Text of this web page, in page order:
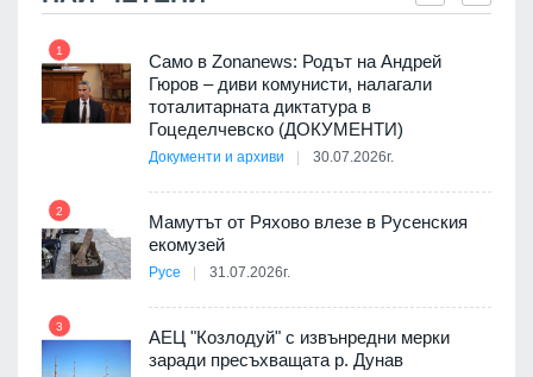
1
Само в Zonanews: Родът на Андрей
Гюров – диви комунисти, налагали
тоталитарната диктатура в
Гоцеделчевско (ДОКУМЕНТИ)
Документи и архиви 30.07.2026г.
2
Мамутът от Ряхово влезе в Русенския
екомузей
Русе 31.07.2026г.
3
АЕЦ "Козлодуй" с извънредни мерки
заради пресъхващата р. Дунав